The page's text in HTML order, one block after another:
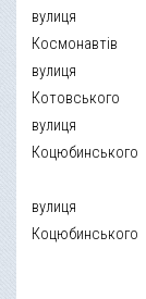
вулиця
Космонавтів
вулиця
Котовського
вулиця
Коцюбинського
вулиця
Коцюбинського